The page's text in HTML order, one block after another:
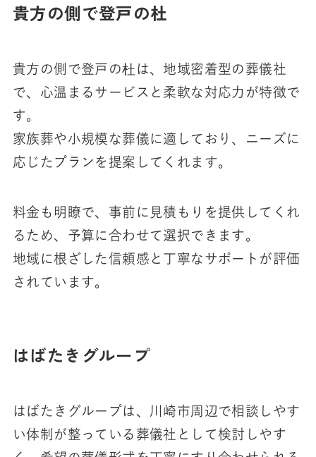
貴方の側で登戸の杜
貴方の側で登戸の杜は、地域密着型の葬儀社
で、心温まるサービスと柔軟な対応力が特徴で
す。
家族葬や小規模な葬儀に適しており、ニーズに
応じたプランを提案してくれます。
料金も明瞭で、事前に見積もりを提供してくれ
るため、予算に合わせて選択できます。
地域に根ざした信頼感と丁寧なサポートが評価
されています。
はばたきグループ
はばたきグループは、川崎市周辺で相談しやす
い体制が整っている葬儀社として検討しやす